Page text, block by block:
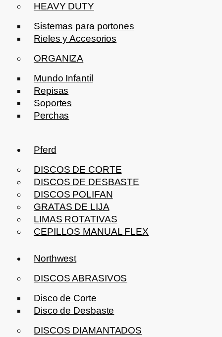
HEAVY DUTY
Sistemas para portones
Rieles y Accesorios
ORGANIZA
Mundo Infantil
Repisas
Soportes
Perchas
Pferd
DISCOS DE CORTE
DISCOS DE DESBASTE
DISCOS POLIFAN
GRATAS DE LIJA
LIMAS ROTATIVAS
CEPILLOS MANUAL FLEX
Northwest
DISCOS ABRASIVOS
Disco de Corte
Disco de Desbaste
DISCOS DIAMANTADOS